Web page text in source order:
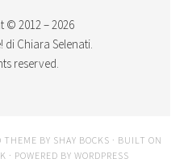
© 2012 – 2026
di Chiara Selenati.
reserved.
THEME BY SHAY BOCKS · BUILT ON
· POWERED BY WORDPRESS